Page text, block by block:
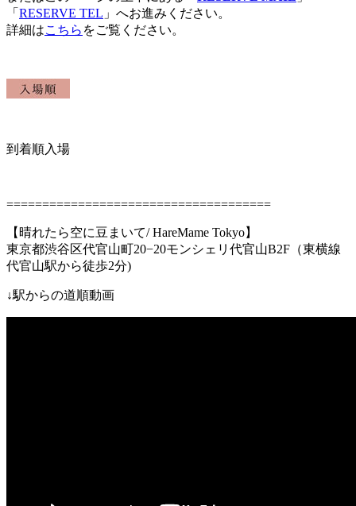
「 RESERVE TEL 」へお進みください。
詳細はこちら をご覧ください。
到着順入場
=====================================
【晴れたら空に豆まいて/ HareMame Tokyo】
東京都渋谷区代官山町20−20モンシェリ代官山B2F （東横線
代官山駅から徒歩2分)
↓駅からの道順動画